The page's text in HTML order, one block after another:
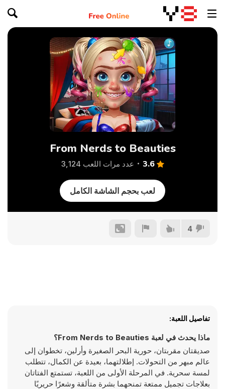
From Nerds to Beauties
3.6 عدد مرات اللعب 3,124
لعب بحجم الشاشة الكامل
4
تفاصيل اللعبة:
ماذا يحدث في لعبة From Nerds to Beauties؟
صديقتان مقربتان، حورية البحر الصغيرة وأرلين، تخطوان إلى
عالم مبهر من التحولات. إطلالتهما، بعيدة عن الكمال، تتطلب
لمسة سحرية. في المرحلة الأولى من اللعبة، تستمتع الفتاتان
بعلاجات تجميل ممتعة تمنحهما بشرة متألقة وشعرًا حريريًا